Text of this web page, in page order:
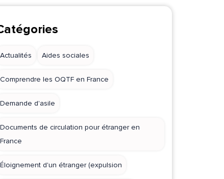
Actualités Aides sociales
Comprendre les OQTF en France
Demande d'asile
Documents de circulation pour étranger en
France
Éloignement d'un étranger (expulsion